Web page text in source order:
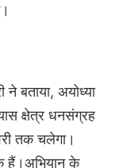
बताया, अयोध्या
क्षेत्र धनसंग्रह
तक चलेगा।
हैं।अभियान के